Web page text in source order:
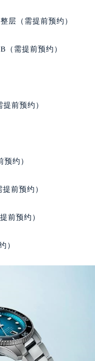
提前预约）
需提前预约）
提前预约）
前预约）
权店1楼天梭售后服务中
层1102室天梭售后服
服务中心（需提前预约
中心（需提前预约）
（需提前预约）
务中心（需提前预约）
敦路交叉口天梭售后服
服务中心（需提前预约
提前预约）
层（需提前预约）
需提前预约）
前预约）
约）
前预约）
前预约）
）